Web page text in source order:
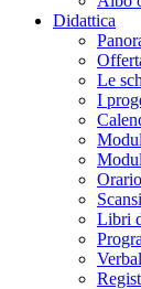
Didattica
Le
I
Libri